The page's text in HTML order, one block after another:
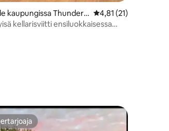
4,91/5, 76 arvostelua
kaupungissa Thunder
Keskimääräinen
4,81 (21)
kellarisviitti ensiluokkaisessa